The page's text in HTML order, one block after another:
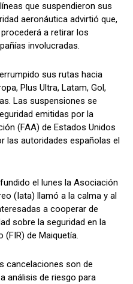
que suspendieron sus
aeronáutica advirtió que,
a retirar los
involucradas.
sus rutas hacia
Plus Ultra, Latam, Gol,
Las suspensiones se
emitidas por la
(FAA) de Estados Unidos
las autoridades españolas el
el lunes la Asociación
(Iata) llamó a la calma y al
a cooperar de
sobre la seguridad en la
de Maiquetía.
cancelaciones son de
análisis de riesgo para